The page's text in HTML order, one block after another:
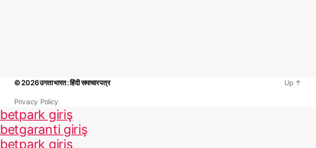
© 2026उगता भारत : हिंदी समाचार पत्र
Privacy Policy
Up ↑
betpark giriş
betgaranti giriş
betpark giriş